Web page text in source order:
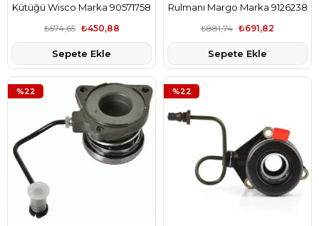
Kütüğü Wisco Marka 90571758
₺450,88
₺574,65
Sepete Ekle
Rulmanı Margo Marka 9126238
₺691,82
₺881,74
Sepete Ekle
%22 %22